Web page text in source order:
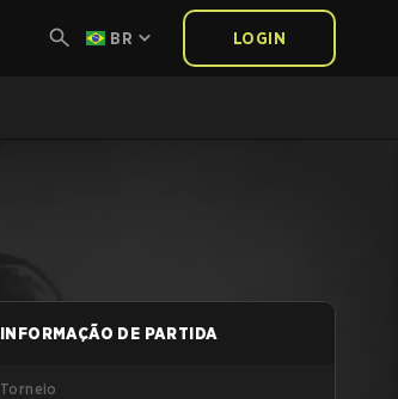
BR LOGIN
INFORMAÇÃO DE PARTIDA
Torneio